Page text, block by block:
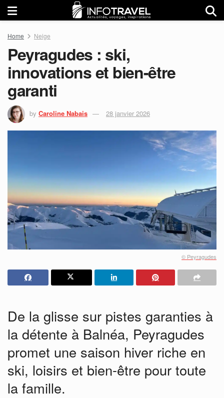
Home Neige
Peyragudes : ski,
innovations et bien-être
garanti
by Caroline Nabais 28 janvier 2026
© Peyragudes
De la glisse sur pistes garanties à
la détente à Balnéa, Peyragudes
promet une saison hiver riche en
ski, loisirs et bien-être pour toute
la famille.